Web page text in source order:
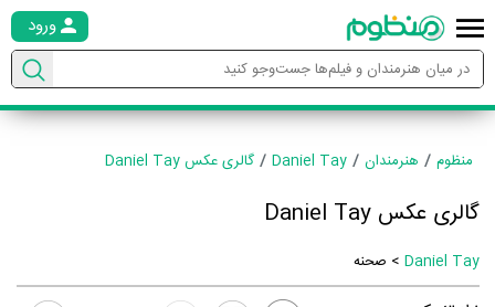
ورود
منظوم هنرمندان Daniel Tay گالری عکس Daniel Tay
گالری عکس Daniel Tay
Daniel Tay > صحنه